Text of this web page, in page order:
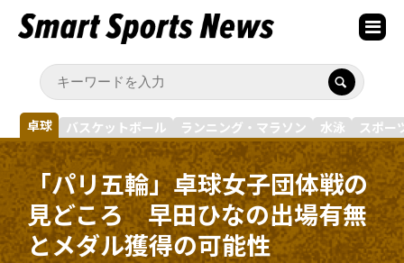
卓球 バスケットボール ランニング・マラソン 水泳 スポー
「パリ五輪」卓球女子団体戦の
見どころ 早田ひなの出場有無
とメダル獲得の可能性